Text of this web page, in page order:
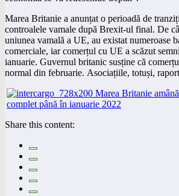
Marea Britanie a anunțat o perioadă de
controalele vamale după Brexit-ul final. De
uniunea vamală a UE, au existat numeroase
comerciale, iar comerțul cu UE a scăzut
ianuarie. Guvernul britanic susține că
normal din februarie. Asociațiile, totuși,
Share this content: